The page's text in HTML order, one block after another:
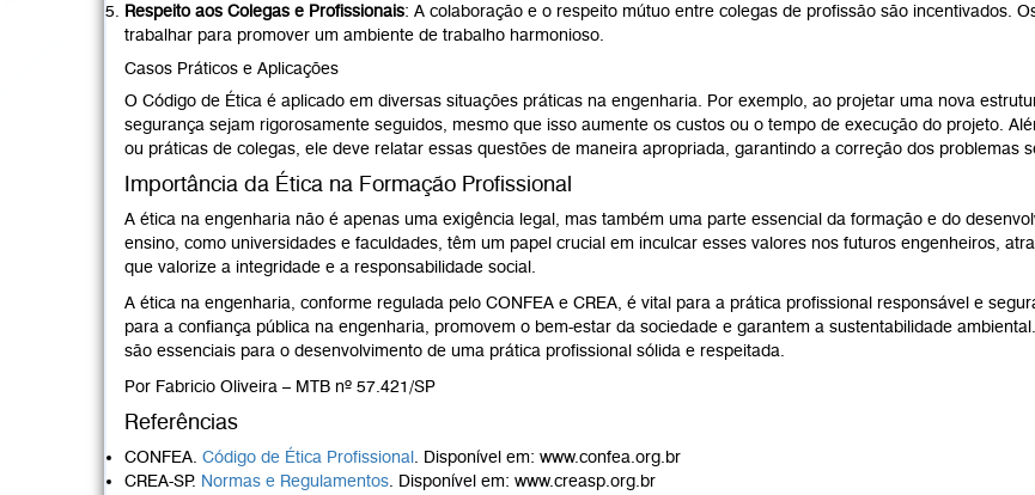
Respeito aos Colegas e Profissionais: A colaboração e o respeito mútuo entre colegas de profissão são incentivados.
trabalhar para promover um ambiente de trabalho harmonioso.
Casos Práticos e Aplicações
O Código de Ética é aplicado em diversas situações práticas na engenharia. Por exemplo, ao projetar uma nova
segurança sejam rigorosamente seguidos, mesmo que isso aumente os custos ou o tempo de execução do projeto.
ou práticas de colegas, ele deve relatar essas questões de maneira apropriada, garantindo a correção dos problemas
Importância da Ética na Formação Profissional
A ética na engenharia não é apenas uma exigência legal, mas também uma parte essencial da formação e do
ensino, como universidades e faculdades, têm um papel crucial em inculcar esses valores nos futuros engenheiros,
que valorize a integridade e a responsabilidade social.
A ética na engenharia, conforme regulada pelo CONFEA e CREA, é vital para a prática profissional responsável e
para a confiança pública na engenharia, promovem o bem-estar da sociedade e garantem a sustentabilidade
são essenciais para o desenvolvimento de uma prática profissional sólida e respeitada.
Por Fabricio Oliveira – MTB nº 57.421/SP
Referências
CONFEA. Código de Ética Profissional. Disponível em: www.confea.org.br
CREA-SP. Normas e Regulamentos. Disponível em: www.creasp.org.br